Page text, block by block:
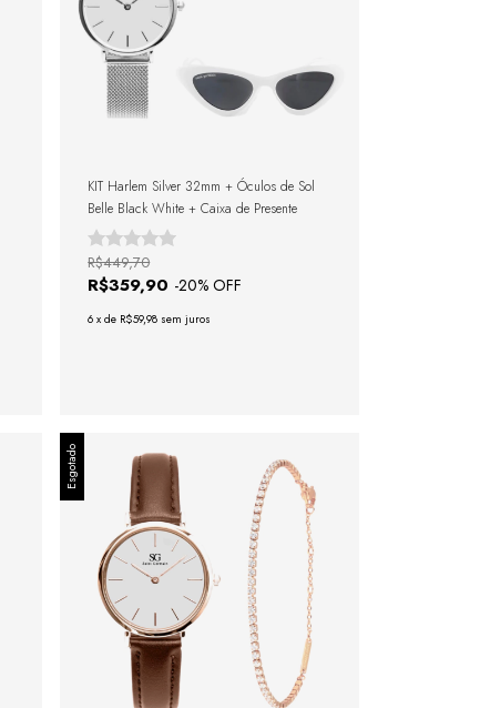
KIT Harlem Silver 32mm + Óculos de Sol
Belle Black White + Caixa de Presente
R$359,90 -20% OFF
R$449,70
6 xde R$59,98 sem juros
Esgotado